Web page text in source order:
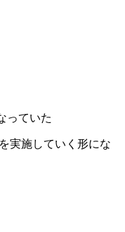
っていた
実施していく形にな